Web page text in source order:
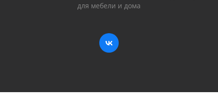
для мебели и дома